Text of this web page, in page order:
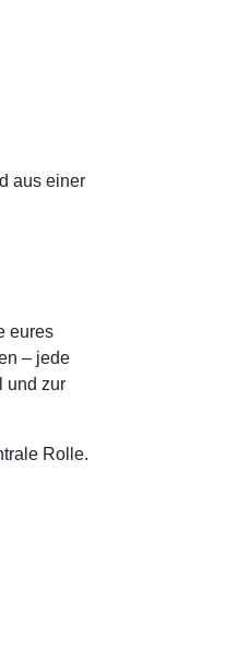
aus einer
eures
– jede
und zur
Rolle.